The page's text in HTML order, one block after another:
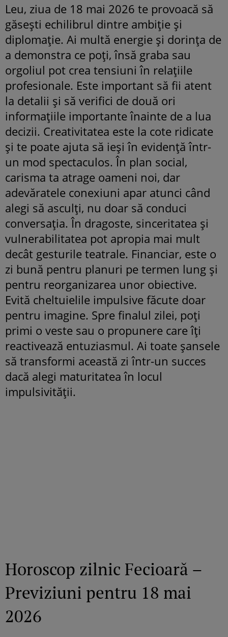
Leu, ziua de 18 mai 2026 te provoacă să
găsești echilibrul dintre ambiție și
diplomație. Ai multă energie și dorința de
a demonstra ce poți, însă graba sau
orgoliul pot crea tensiuni în relațiile
profesionale. Este important să fii atent
la detalii și să verifici de două ori
informațiile importante înainte de a lua
decizii. Creativitatea este la cote ridicate
și te poate ajuta să ieși în evidență într-
un mod spectaculos. În plan social,
carisma ta atrage oameni noi, dar
adevăratele conexiuni apar atunci când
alegi să asculți, nu doar să conduci
conversația. În dragoste, sinceritatea și
vulnerabilitatea pot apropia mai mult
decât gesturile teatrale. Financiar, este o
zi bună pentru planuri pe termen lung și
pentru reorganizarea unor obiective.
Evită cheltuielile impulsive făcute doar
pentru imagine. Spre finalul zilei, poți
primi o veste sau o propunere care îți
reactivează entuziasmul. Ai toate șansele
să transformi această zi într-un succes
dacă alegi maturitatea în locul
impulsivității.
Horoscop zilnic Fecioară –
Previziuni pentru 18 mai
2026